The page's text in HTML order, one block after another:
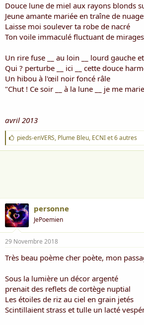
Douce lune de miel aux rayons blonds
Jeune amante mariée en traîne de
Laisse moi soulever ta robe de nacré
Ton voile immaculé fluctuant de mirages
Un rire fuse __ au loin __ lourd gauche
Qui ? perturbe __ ici __ cette douce
Un hibou à l'œil noir foncé râle
"Chut ! Ce soir __ à la lune __ je me
avril 2013
J
'
a
pieds-enVERS, Plume Bleu, ECNIet 6 autres
personne
JePoemien
29 Novembre 2018
Très beau poème cher poète, mon
Sous la lumière un décor argenté
prenait des reflets de cortège nuptial
Les étoiles de riz au ciel en grain jetés
Scintillaient strass et tulle un lacté